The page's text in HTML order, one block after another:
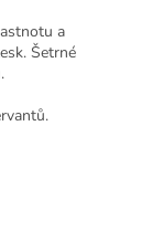
a
Šetrné